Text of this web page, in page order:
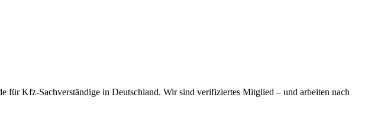
für Kfz-Sachverständige in Deutschland. Wir sind verifiziertes Mitglied – und arbeiten nach